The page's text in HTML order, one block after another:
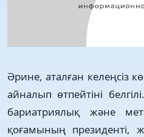
Әрине, аталған келеңсіз
айналып өтпейтіні
бариатриялық және
қоға­мының президенті,